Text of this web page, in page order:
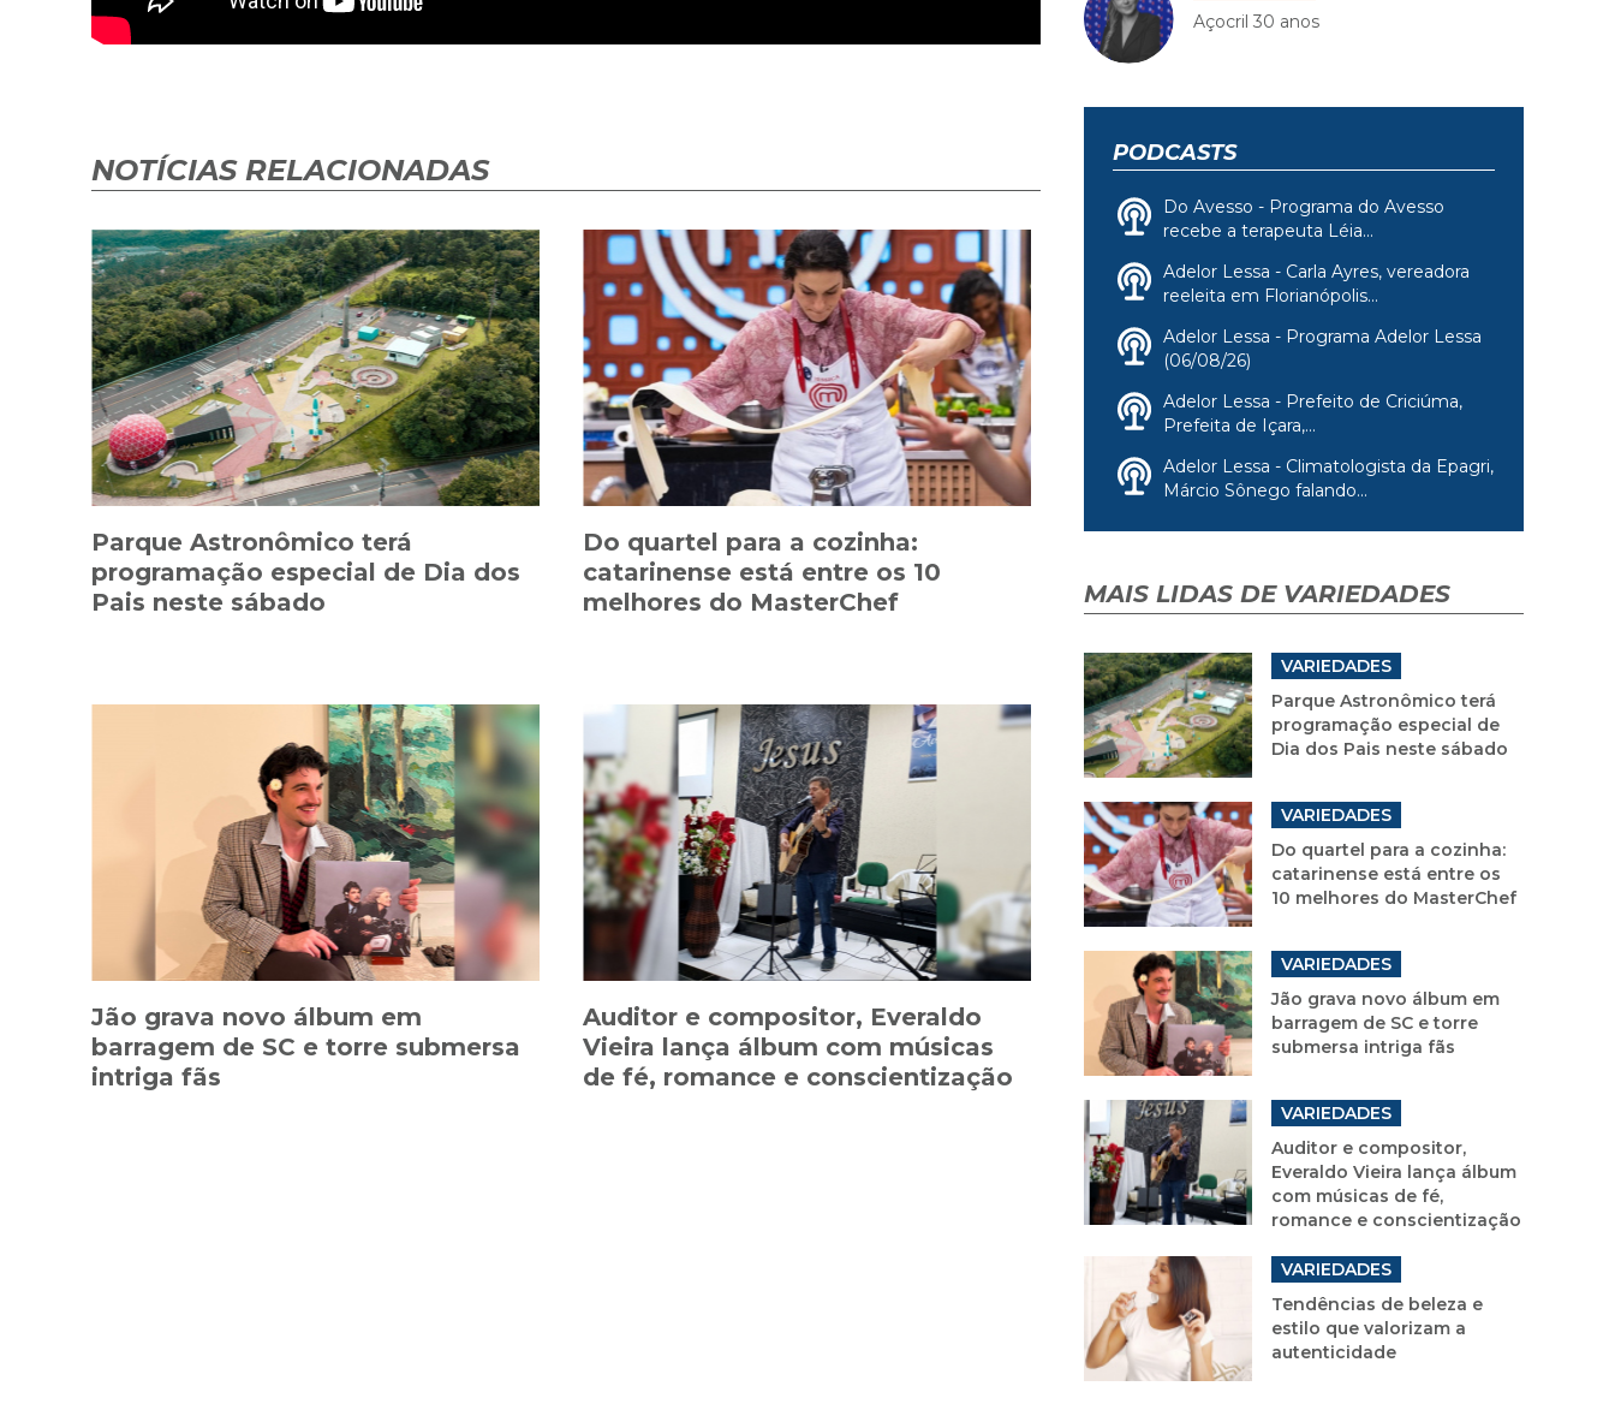
NOTÍCIAS RELACIONADAS
Parque Astronômico terá
programação especial de Dia dos
Pais neste sábado
Do quartel para a cozinha:
catarinense está entre os 10
melhores do MasterChef
Jão grava novo álbum em
barragem de SC e torre submersa
intriga fãs
Auditor e compositor, Everaldo
Vieira lança álbum com músicas
de fé, romance e conscientização
Açocril 30 anos
PODCASTS
Do Avesso - Programa do Avesso
recebe a terapeuta Léia...
Adelor Lessa - Carla Ayres, vereadora
reeleita em Florianópolis...
Adelor Lessa - Programa Adelor Lessa
(06/08/26)
Adelor Lessa - Prefeito de Criciúma,
Prefeita de Içara,...
Adelor Lessa - Climatologista da Epagri,
Márcio Sônego falando...
MAIS LIDAS DE VARIEDADES
VARIEDADES
Parque Astronômico terá
programação especial de
Dia dos Pais neste sábado
VARIEDADES
Do quartel para a cozinha:
catarinense está entre os
10 melhores do MasterChef
VARIEDADES
Jão grava novo álbum em
barragem de SC e torre
submersa intriga fãs
VARIEDADES
Auditor e compositor,
Everaldo Vieira lança álbum
com músicas de fé,
romance e conscientização
VARIEDADES
Tendências de beleza e
estilo que valorizam a
autenticidade